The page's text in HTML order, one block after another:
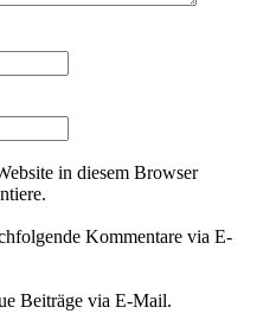
in diesem Browser
Kommentare via E-
Beiträge via E-Mail.